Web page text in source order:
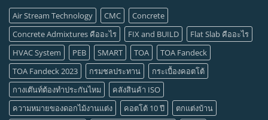
Air Stream Technology CMC
Concrete
Concrete Admixtures คืออะไร
FIX and BUILD
Flat Slab คืออะไร
HVAC System
PEB SMART TOA
TOA Fandeck
TOA Fandeck 2023
กรมชลประทาน
กระเบื้องคอตโต้
กางเต๊นท์ต้องทำประกันไหม
คลังสินค้า ISO
ความหมายของดอกไม้งานแต่ง
คอตโต้ 10 ปี
ตกแต่งบ้าน